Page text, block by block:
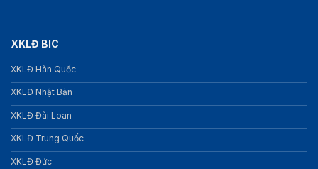
XKLĐ BIC
XKLĐ Hàn Quốc
XKLĐ Nhật Bản
XKLĐ Đài Loan
XKLĐ Trung Quốc
XKLĐ Đức